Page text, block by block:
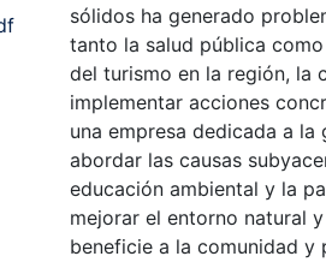
sólidos ha generado
tanto la salud pública
del turismo en la región, la
implementar acciones
una empresa dedicada a
abordar las causas
educación ambiental y la
mejorar el entorno natural
beneficie a la comunidad y